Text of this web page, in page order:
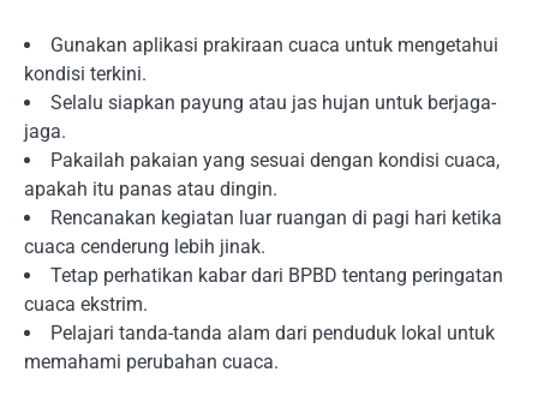
Gunakan aplikasi prakiraan cuaca untuk mengetahui
kondisi terkini.
Selalu siapkan payung atau jas hujan untuk berjaga-
jaga.
Pakailah pakaian yang sesuai dengan kondisi cuaca,
apakah itu panas atau dingin.
Rencanakan kegiatan luar ruangan di pagi hari ketika
cuaca cenderung lebih jinak.
Tetap perhatikan kabar dari BPBD tentang peringatan
cuaca ekstrim.
Pelajari tanda-tanda alam dari penduduk lokal untuk
memahami perubahan cuaca.